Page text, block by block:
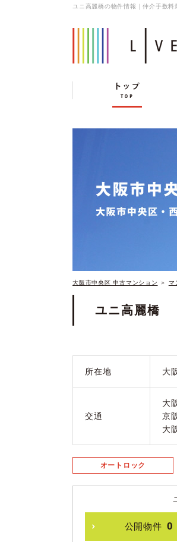
ユニ高麗橋の物件情報｜仲介手数料
大阪市中央区 中古マンション ＞ マ
ユニ高麗橋
所在地 大
交通
大
京
大
オートロック
公開物件 0